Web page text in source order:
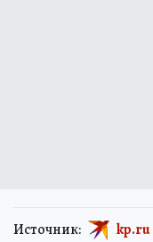
Источник: kp.ru